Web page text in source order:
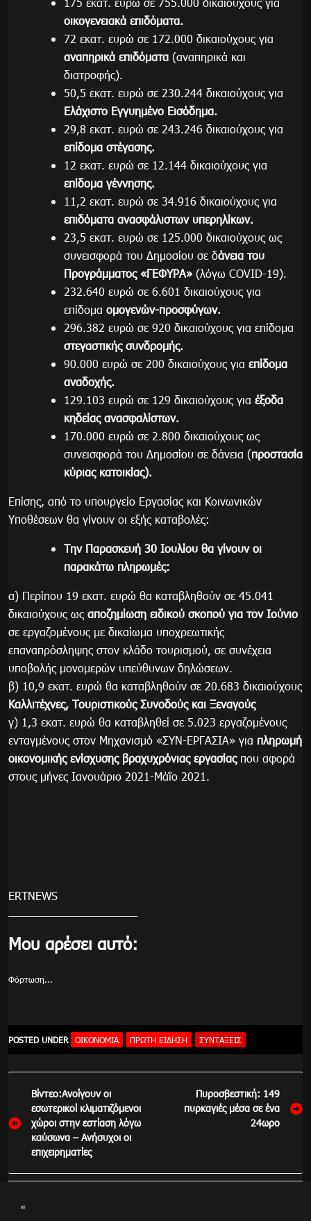
οικογενειακά επιδόματα.
72 εκατ. ευρώ σε 172.000 δικαιούχους για
αναπηρικά επιδόματα (αναπηρικά και
διατροφής).
50,5 εκατ. ευρώ σε 230.244 δικαιούχους για
Ελάχιστο Εγγυημένο Εισόδημα.
29,8 εκατ. ευρώ σε 243.246 δικαιούχους για
επίδομα στέγασης.
12 εκατ. ευρώ σε 12.144 δικαιούχους για
επίδομα γέννησης.
11,2 εκατ. ευρώ σε 34.916 δικαιούχους για
επιδόματα ανασφάλιστων υπερηλίκων.
23,5 εκατ. ευρώ σε 125.000 δικαιούχους ως
συνεισφορά του Δημοσίου σε δάνεια του
Προγράμματος «ΓΕΦΥΡΑ» (λόγω COVID-19).
232.640 ευρώ σε 6.601 δικαιούχους για
επίδομα ομογενών-προσφύγων.
296.382 ευρώ σε 920 δικαιούχους για επίδομα
στεγαστικής συνδρομής.
90.000 ευρώ σε 200 δικαιούχους για επίδομα
αναδοχής.
129.103 ευρώ σε 129 δικαιούχους για έξοδα
κηδείας ανασφαλίστων.
170.000 ευρώ σε 2.800 δικαιούχους ως
συνεισφορά του Δημοσίου σε δάνεια (προστασία
κύριας κατοικίας).
Επίσης, από το υπουργείο Εργασίας και Κοινωνικών
Υποθέσεων θα γίνουν οι εξής καταβολές:
Την Παρασκευή 30 Ιουλίου θα γίνουν οι
παρακάτω πληρωμές:
α) Περίπου 19 εκατ. ευρώ θα καταβληθούν σε 45.041
δικαιούχους ως αποζημίωση ειδικού σκοπού για τον Ιούνιο
σε εργαζομένους με δικαίωμα υποχρεωτικής
επαναπρόσληψης στον κλάδο τουρισμού, σε συνέχεια
υποβολής μονομερών υπεύθυνων δηλώσεων.
β) 10,9 εκατ. ευρώ θα καταβληθούν σε 20.683 δικαιούχους
Καλλιτέχνες, Τουριστικούς Συνοδούς και Ξεναγούς
γ) 1,3 εκατ. ευρώ θα καταβληθεί σε 5.023 εργαζομένους
ενταγμένους στον Μηχανισμό «ΣΥΝ-ΕΡΓΑΣΙΑ» για πληρωμή
οικονομικής ενίσχυσης βραχυχρόνιας εργασίας που αφορά
στους μήνες Ιανουάριο 2021-Μάΐο 2021.
ERTNEWS
Μου αρέσει αυτό:
Φόρτωση...
POSTED UNDER ΟΙΚΟΝΟΜΙΑ ΠΡΏΤΗ ΕΊΔΗΣΗ ΣΥΝΤΑΞΕΙΣ
Πλοήγηση
άρθρων
Βίντεο:Ανοίγουν οι
εσωτερικοί κλιματιζόμενοι
χώροι στην εστίαση λόγω
καύσωνα – Ανήσυχοι οι
επιχειρηματίες
Πυροσβεστική: 149
πυρκαγιές μέσα σε ένα
24ωρο
"